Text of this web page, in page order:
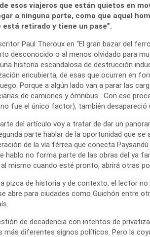
esos viajeros que están quietos en
a ninguna parte, como que aquel
retirado y tiene un pase”.
Paul Theroux en “El gran bazar del
desconocido o al menos olvidado para
historia escandalosa de destrucción
encubierta, de esas que ocurren en
Porque a algún lado van a parar las
de camiones y ómnibus. Con ese
fue el único factor), también desapareció
del artículo voy a tratar de dar un
parte hablar de la oportunidad que se
de la vía férrea que conecta
hablo no forma parte de las obras del ya
mismo cuando esté pronto, abrirá otras
pizca de historia y de contexto, el lector
abre para ciudades como Guichón entre
de decadencia con intentos de
más diferentes signos políticos. Pero la